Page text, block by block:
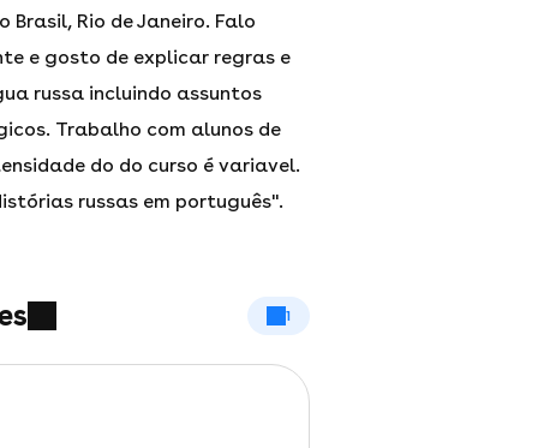
Brasil, Rio de Janeiro. Falo
e gosto de explicar regras e
russa incluindo assuntos
Trabalho com alunos de
do do curso é variavel.
russas em português".
1